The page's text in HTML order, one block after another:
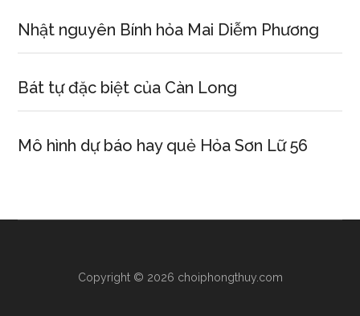
Nhật nguyên Bính hỏa Mai Diễm Phương
Bát tự đặc biệt của Càn Long
Mô hình dự báo hay quẻ Hỏa Sơn Lữ 56
Copyright © 2026 choiphongthuy.com